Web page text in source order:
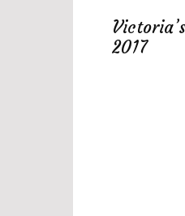
2017